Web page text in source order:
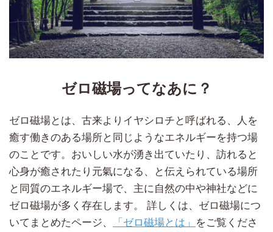
ゼロ磁場ってなあに？
ゼロ磁場とは、古来よりイヤシロチと呼ばれる、人を
癒す働きのある場所と同じようなエネルギーを持つ場
のことです。おいしい水が湧き出ていたり、訪れると
心身が癒されたり元氣になる、と伝えられている場所
と同質のエネルギー場で、主に自然の中や神社などに
ゼロ磁場が多く存在します。 詳しくは、ゼロ磁場につ
いてまとめたページ、
「ゼロ磁場とは」 をご覧くださ